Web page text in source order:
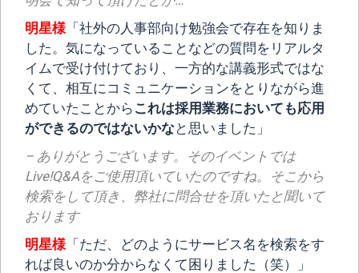
明星様 「社外の人事部向け勉強会で存在を知りま
した。気になっていることなどの質問をリアルタ
イムで受け付けており、一方的な講義形式ではな
くて、相互にコミュニケーションをとりながら進
めていたことから これは採用業務においても応用
ができるのではないかなと思いました」
– ありがとうございます。そのイベントでは
Live!Q&Aをご使用頂いていたのですね。そこから
検索をして頂き、弊社に問合せを頂いたと聞いて
おります
明星様 「ただ、どのようにサービス名を検索をす
れば良いのか分からなくて困りました（笑）」